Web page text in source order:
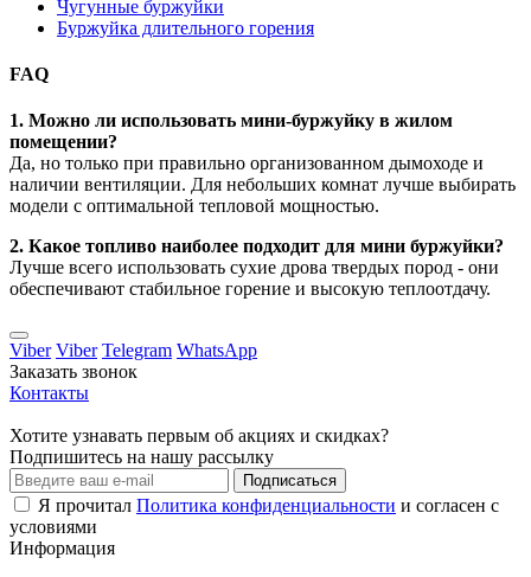
Чугунные буржуйки
Буржуйка длительного горения
FAQ
1. Можно ли использовать мини-буржуйку в жилом
помещении?
Да, но только при правильно организованном дымоходе и
наличии вентиляции. Для небольших комнат лучше выбирать
модели с оптимальной тепловой мощностью.
2. Какое топливо наиболее подходит для мини буржуйки?
Лучше всего использовать сухие дрова твердых пород - они
обеспечивают стабильное горение и высокую теплоотдачу.
Viber Viber Telegram WhatsApp
Заказать звонок
Контакты
Хотите узнавать первым об акциях и скидках?
Подпишитесь на нашу рассылку
Подписаться
Я прочитал Политика конфиденциальности и согласен с
условиями
Информация